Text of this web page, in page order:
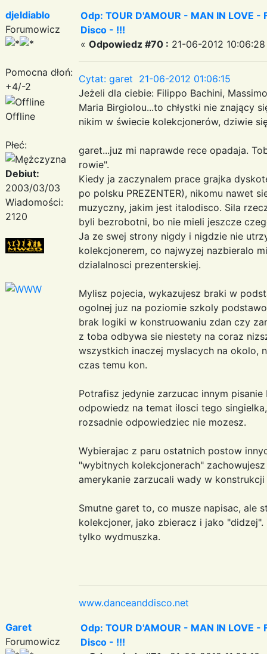
djeldiablo
Forumowicz
Pomocna dłoń:
+4/-2
Offline
Płeć:
Debiut:
2003/03/03
Wiadomości:
2120
Odp: TOUR D'AMOUR - MAN IN LOVE
Disco - !!!
« Odpowiedz #70 : 21-06-2012
Cytat: garet 21-06-2012 01:06:15
Jeżeli dla ciebie: Filippo Bachini,
Maria Birgiolou...to chłystki nie znający
nikim w świecie kolekcjonerów, dziwie
garet...juz mi naprawde rece opadaja.
rowie".
Kiedy ja zaczynalem prace grajka
po polsku PREZENTER), nikomu nawet
muzyczny, jakim jest italodisco. Sila
byli bezrobotni, bo nie mieli jeszcze
Ja ze swej strony nigdy i nigdzie nie
kolekcjonerem, co najwyzej nazbieralo
dzialalnosci prezenterskiej.
Mylisz pojecia, wykazujesz braki w
ogolnej juz na poziomie szkoly
brak logiki w konstruowaniu zdan czy
z toba odbywa sie niestety na coraz
wszystkich inaczej myslacych na okolo,
czas temu kon.
Potrafisz jedynie zarzucac innym
odpowiedz na temat ilosci tego
rozsadnie odpowiedziec nie mozesz.
Wybierajac z paru ostatnich postow
"wybitnych kolekcjonerach"
amerykanie zarzucali wady w
Smutne garet to, co musze napisac, ale
kolekcjoner, jako zbieracz i jako
tylko wydmuszka.
www.danceanddisco.net
Garet
Forumowicz
Odp: TOUR D'AMOUR - MAN IN LOVE
Disco - !!!